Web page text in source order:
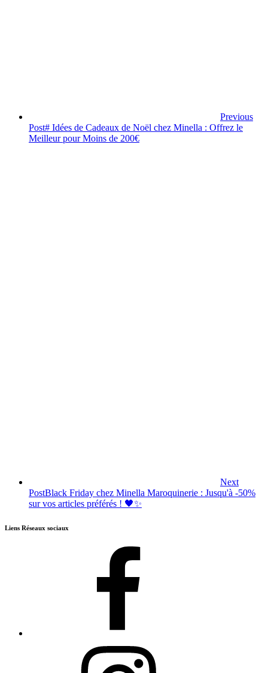
Previous
Post# Idées de Cadeaux de Noël chez Minella : Offrez le
Meilleur pour Moins de 200€
Next
PostBlack Friday chez Minella Maroquinerie : Jusqu'à -50%
sur vos articles préférés ! 🖤✨
Liens Réseaux sociaux